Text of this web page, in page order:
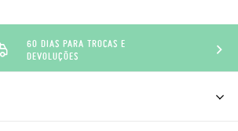
60 DIAS PARA TROCAS E
DEVOLUÇÕES